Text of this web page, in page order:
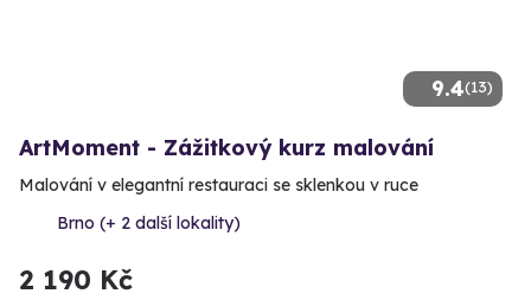
9.4(13)
ArtMoment - Zážitkový kurz malování
Malování v elegantní restauraci se sklenkou v ruce
Brno (+ 2 další lokality)
2 190 Kč